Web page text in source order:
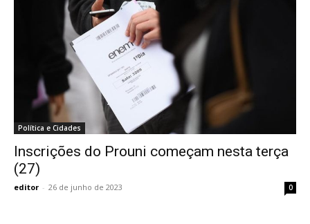
Política e Cidades
Inscrições do Prouni começam nesta terça
(27)
editor - 26 de junho de 2023 0